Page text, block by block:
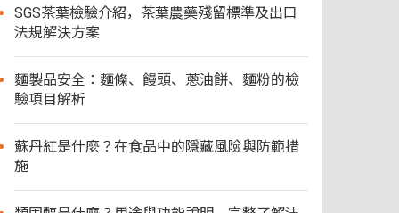
SGS茶葉檢驗介紹，茶葉農藥殘留標準及出口
法規解決方案
麵製品安全：麵條、饅頭、蔥油餅、麵粉的檢
驗項目解析
蘇丹紅是什麼？在食品中的隱藏風險與防範措
施